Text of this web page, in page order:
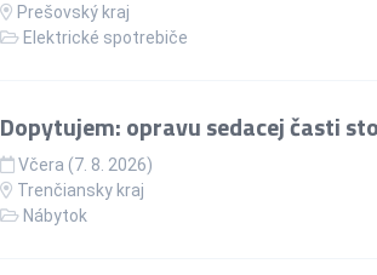
Prešovský kraj
Elektrické spotrebiče
Dopytujem: opravu sedacej časti
Včera (7. 8. 2026)
Trenčiansky kraj
Nábytok